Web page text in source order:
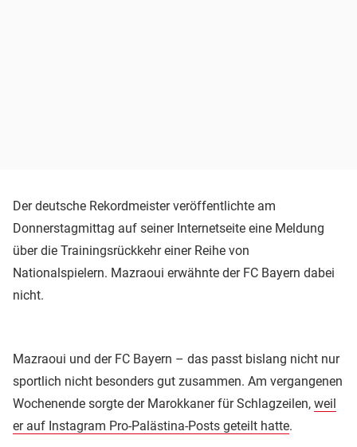
Der deutsche Rekordmeister veröffentlichte am
Donnerstagmittag auf seiner Internetseite eine Meldung
über die Trainingsrückkehr einer Reihe von
Nationalspielern. Mazraoui erwähnte der FC Bayern dabei
nicht.
Mazraoui und der FC Bayern – das passt bislang nicht nur
sportlich nicht besonders gut zusammen. Am vergangenen
Wochenende sorgte der Marokkaner für Schlagzeilen, weil
er auf Instagram Pro-Palästina-Posts geteilt hatte.